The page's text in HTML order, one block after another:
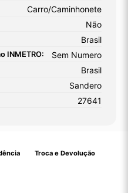
Carro/Caminhonete
Não
Brasil
INMETRO: Sem Numero
Brasil
Sandero
27641
Troca e Devolução